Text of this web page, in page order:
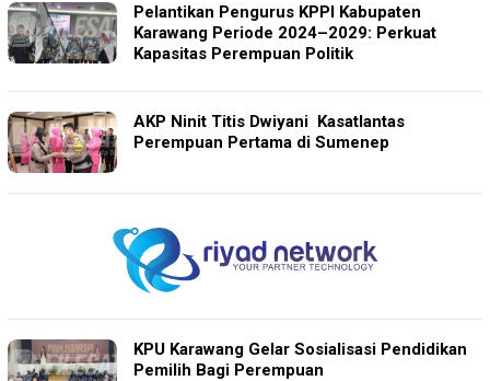
Pelantikan Pengurus KPPI Kabupaten
Karawang Periode 2024–2029: Perkuat
Kapasitas Perempuan Politik
AKP Ninit Titis Dwiyani Kasatlantas
Perempuan Pertama di Sumenep
KPU Karawang Gelar Sosialisasi Pendidikan
Pemilih Bagi Perempuan